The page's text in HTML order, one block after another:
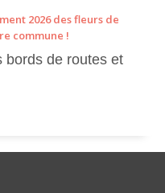
2026 des fleurs de
commune !
bords de routes et